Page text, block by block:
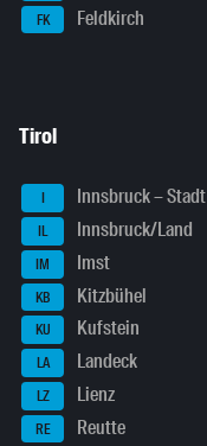
FK Feldkirch
Tirol
I Innsbruck – Stadt
IL Innsbruck/Land
IM Imst
KB Kitzbühel
KU Kufstein
LA Landeck
LZ Lienz
RE Reutte